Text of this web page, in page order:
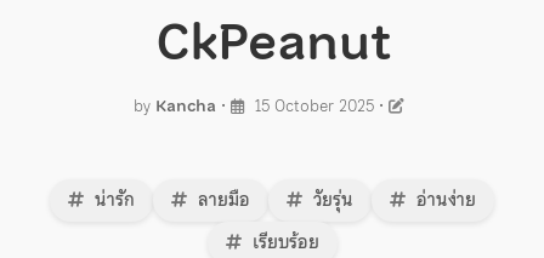
CkPeanut
by Kancha • 15 October 2025 •
น่ารัก ลายมือ วัยรุ่น
อ่านง่าย
เรียบร้อย